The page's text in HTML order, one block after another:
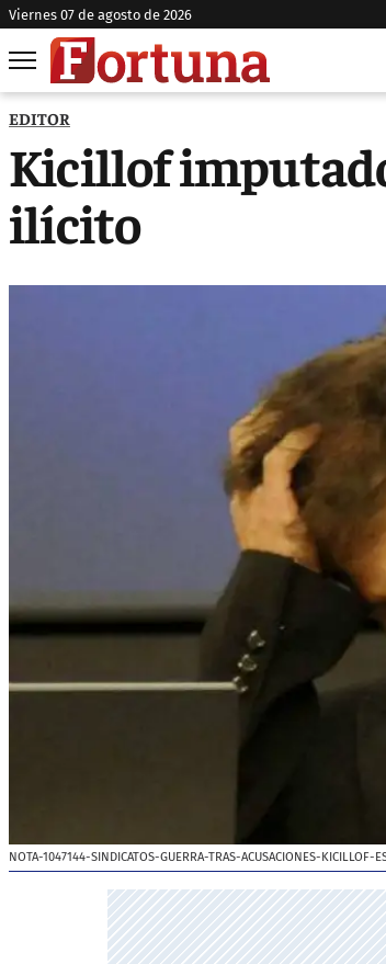
viernes 07 de agosto de 2026
EDITOR
Kicillof
ilícito
NOTA-1047144-SINDICATOS-GUERRA-TRAS-ACUSACIONES-KICILLOF-